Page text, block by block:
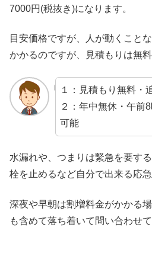
7000円(税抜き)になります。
目安価格ですが、人が動くこと
かかるのですが、見積もりは無料
１：見積もり無料・
２：年中無休・午前
可能
水漏れや、つまりは緊急を要す
栓を止めるなど自分で出来る応急
深夜や早朝は割増料金がかかる
も含めて落ち着いて問い合わせ